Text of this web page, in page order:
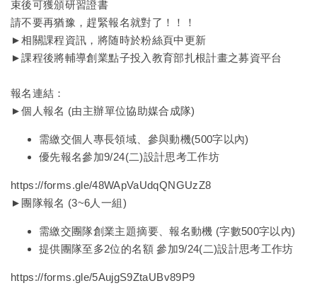
束後可獲頒研習證書
請不要再猶豫，趕緊報名就對了！！！
►相關課程資訊，將随時於粉絲頁中更新
►課程後將輔導創業點子投入教育部扎根計畫之募資平台
報名連結：
►個人報名 (由主辦單位協助媒合成隊)
需繳交個人專長領域、參與動機(500字以內)
優先報名參加9/24(二)設計思考工作坊
https://forms.gle/48WApVaUdqQNGUzZ8
►團隊報名 (3~6人一組)
需繳交團隊創業主題摘要、報名動機 (字數500字以內)
提供團隊至多2位的名額 參加9/24(二)設計思考工作坊
https://forms.gle/5AujgS9ZtaUBv89P9